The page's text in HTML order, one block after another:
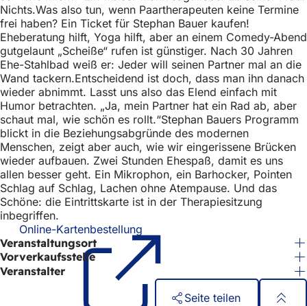
c
h
h
i
e
r
:
Nichts.Was also tun, wenn Paartherapeuten keine Termine
frei haben? Ein Ticket für Stephan Bauer kaufen!
Eheberatung hilft, Yoga hilft, aber an einem Comedy-Abend
gutgelaunt „Scheiße“ rufen ist günstiger. Nach 30 Jahren
Ehe-Stahlbad weiß er: Jeder will seinen Partner mal an die
Wand tackern.Entscheidend ist doch, dass man ihn danach
wieder abnimmt. Lasst uns also das Elend einfach mit
Humor betrachten. „Ja, mein Partner hat ein Rad ab, aber
schaut mal, wie schön es rollt.“Stephan Bauers Programm
blickt in die Beziehungsabgründe des modernen
Menschen, zeigt aber auch, wie wir eingerissene Brücken
wieder aufbauen. Zwei Stunden Ehespaß, damit es uns
allen besser geht. Ein Mikrophon, ein Barhocker, Pointen
Schlag auf Schlag, Lachen ohne Atempause. Und das
Schöne: die Eintrittskarte ist in der Therapiesitzung
inbegriffen.
Online-Kartenbestellung
in
einem
Tab)
Veranstaltungsort
Vorverkaufsstelle
Veranstalter
Seite teilen